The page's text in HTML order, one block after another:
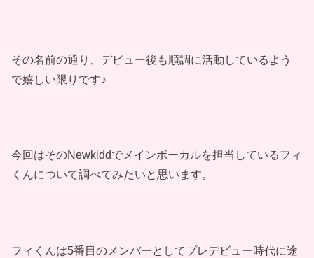
その名前の通り、デビュー後も順調に活動しているよう
で嬉しい限りです♪
今回はそのNewkiddでメインボーカルを担当しているフィ
くんについて調べてみたいと思います。
フィくんは5番目のメンバーとしてプレデビュー時代に途